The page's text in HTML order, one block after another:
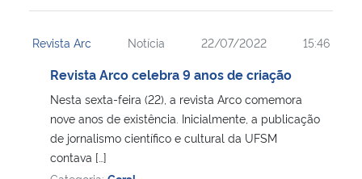
Revista Arc Notícia 22/07/2022 15:46
Revista Arco celebra 9 anos de criação
Nesta sexta-feira (22), a revista Arco comemora
nove anos de existência. Inicialmente, a publicação
de jornalismo científico e cultural da UFSM
contava […]